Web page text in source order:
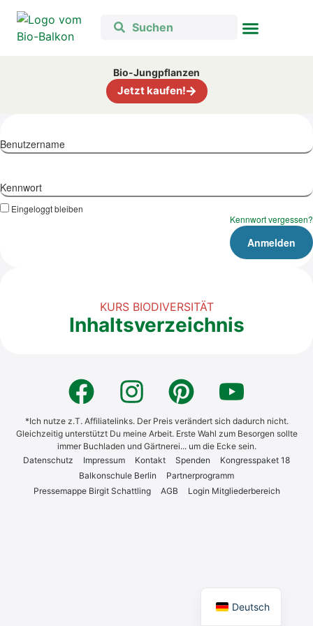
Bio-Jungpflanzen
Jetzt kaufen!
KURS BIODIVERSITÄT
Inhaltsverzeichnis
Benutzername
Kennwort
Eingeloggt bleiben
Kennwort vergessen?
*Ich nutze z.T. Affiliatelinks. Der Preis verändert sich dadurch nicht.
Gleichzeitig unterstützt Du meine Arbeit. Erste Wahl zum Besorgen sollte
immer Buchladen und Gärtnerei... um die Ecke sein.
Daten­schutz
Impres­sum Kon­takt Spen­den
Kon­gress­pa­ket 18
Bal­kon­schu­le Ber­lin
Part­ner­pro­gramm
Pres­se­map­pe Bir­git Schatt­ling
AGB Log­in Mit­glie­der­be­reich
Deutsch